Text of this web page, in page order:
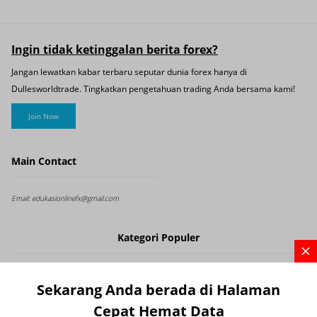
Sekarang Anda berada di Halaman
Cepat Hemat Data
Ingin tidak ketinggalan berita forex?
Jangan lewatkan kabar terbaru seputar dunia forex hanya di
Dullesworldtrade. Tingkatkan pengetahuan trading Anda bersama kami!
Join Now
Main Contact
Email:edukasionlinefx@gmail.com
Kategori Populer